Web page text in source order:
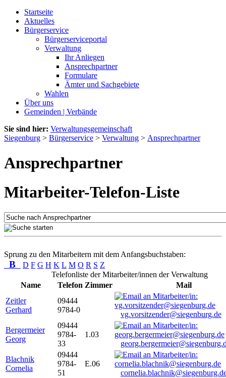
Startseite
Aktuelles
Bürgerservice
Bürgerserviceportal
Verwaltung
Ihr Anliegen
Ansprechpartner
Formulare
Ämter und Sachgebiete
Wahlen
Über uns
Gemeinden | Verbände
Sie sind hier: Verwaltungsgemeinschaft
Siegenburg > Bürgerservice > Verwaltung > Ansprechpartner
Ansprechpartner
Mitarbeiter-Telefon-Liste
Sprung zu den Mitarbeitern mit dem Anfangsbuchstaben:
B D F G H K L M O R S Z
Telefonliste der Mitarbeiter/innen der Verwaltung
Name
Telefon Zimmer
Mail
Zeitler
Gerhard
09444
9784-0
vg.vorsitzender@siegenburg.de
Bergermeier
Georg
09444
9784-
33
1.03
Blachnik
Cornelia
09444
9784-
51
E.06